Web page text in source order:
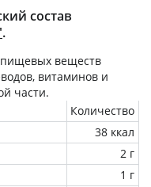
состав
.
веществ
витаминов и
части.
Количество
38 ккал
2 г
1 г